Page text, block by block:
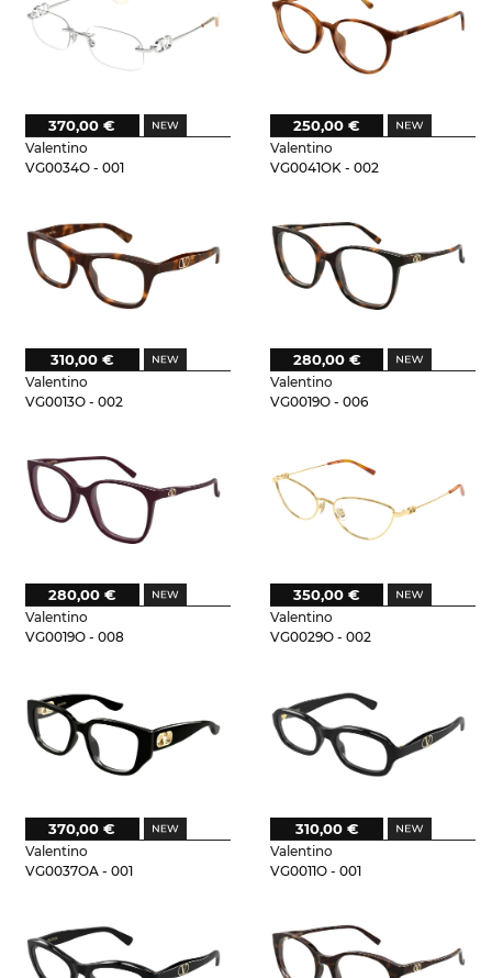
Valentino
VG0034O - 001
370,00 €
Valentino
VG0041OK - 002
250,00 €
Valentino
VG0013O - 002
310,00 €
Valentino
VG0019O - 006
280,00 €
Valentino
VG0019O - 008
280,00 €
Valentino
VG0029O - 002
350,00 €
Valentino
VG0037OA - 001
370,00 €
Valentino
VG0011O - 001
310,00 €